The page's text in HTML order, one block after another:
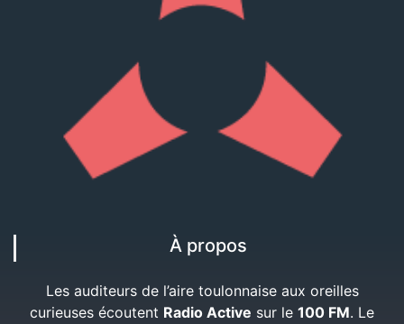
À propos
Les auditeurs de l’aire toulonnaise aux oreilles
curieuses écoutent Radio Active sur le 100 FM. Le